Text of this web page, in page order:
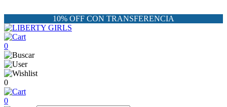
10% OFF CON TRANSFERENCIA
0
0
0